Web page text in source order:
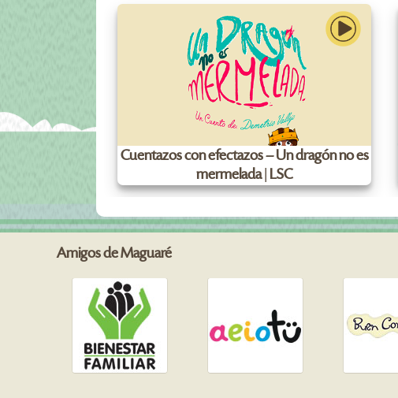
Cuentazos con efectazos – Un dragón no es
mermelada | LSC
Amigos de Maguaré